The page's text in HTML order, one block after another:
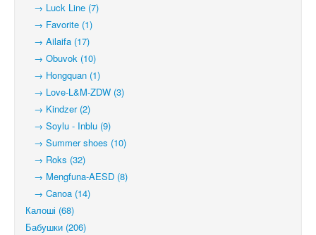
→ Luck Line (7)
→ Favorite (1)
→ Ailaifa (17)
→ Obuvok (10)
→ Hongquan (1)
→ Love-L&M-ZDW (3)
→ Kindzer (2)
→ Soylu - Inblu (9)
→ Summer shoes (10)
→ Roks (32)
→ Mengfuna-AESD (8)
→ Canoa (14)
Калоші (68)
Бабушки (206)